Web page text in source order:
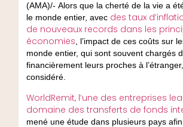
(AMA)/- Alors que la cherté de la vie a
le monde entier, avec des taux
de nouveaux records dans les
économies , l’impact de ces coûts sur
monde entier, qui sont souvent chargés
financièrement leurs proches à
considéré.
WorldRemit, l’une des entreprises
domaine des transferts de fonds
mené une étude dans plusieurs pays